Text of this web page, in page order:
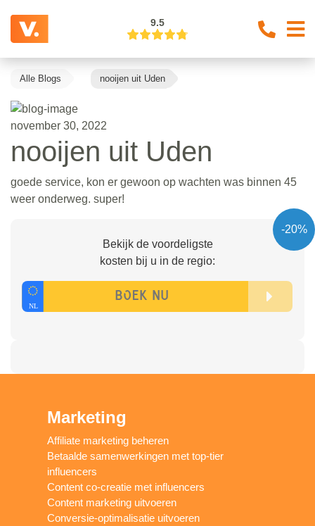
9.5
Alle Blogs nooijen uit Uden
november 30, 2022
nooijen uit Uden
goede service, kon er gewoon op wachten was binnen 45
weer onderweg. super!
-20%
Bekijk de voordeligste
kosten bij u in de regio:
Marketing
Affiliate marketing beheren
Betaalde samenwerkingen met top-tier
influencers
Content co-creatie met influencers
Content marketing uitvoeren
Conversie-optimalisatie uitvoeren